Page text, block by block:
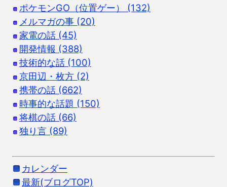
ポケモンGO（位置ゲー） (132)
メルマガの事 (20)
家電の話 (45)
開発情報 (388)
技術的な話 (100)
京田辺・枚方 (2)
携帯の話 (662)
時事的な話題 (150)
将棋の話 (66)
独り言 (89)
カレンダー
最新(ブログTOP)